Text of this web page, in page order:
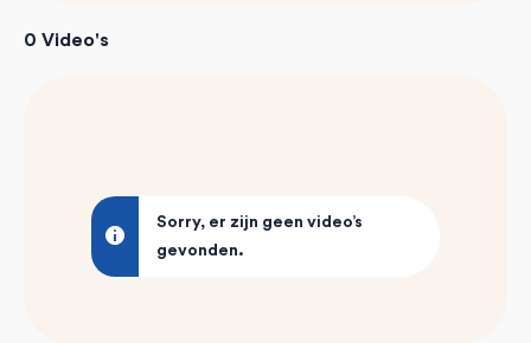
0 Video's
Sorry, er zijn geen video’s
gevonden.